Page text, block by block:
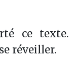
ce texte.
réveiller.